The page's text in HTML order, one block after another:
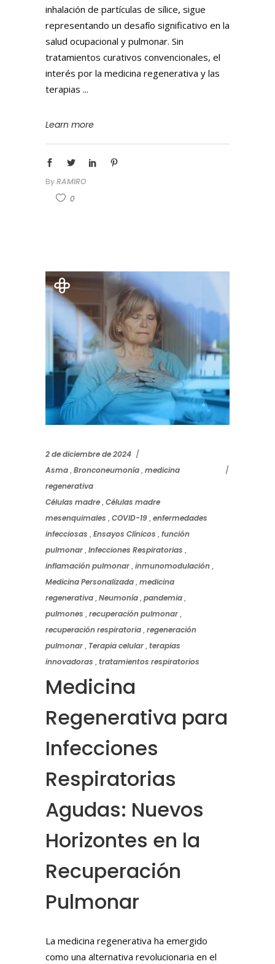
inhalación de partículas de sílice, sigue
representando un desafío significativo en la
salud ocupacional y pulmonar. Sin
tratamientos curativos convencionales, el
interés por la medicina regenerativa y las
terapias
Learn more
ByRAMIRO
0
2 de diciembre de 2024
Asma,Bronconeumonía,medicina
regenerativa
Células madre,Células madre
mesenquimales ,COVID-19,enfermedades
infecciosas ,Ensayos Clínicos ,función
pulmonar,Infecciones Respiratorias ,
inflamación pulmonar,inmunomodulación,
Medicina Personalizada,medicina
regenerativa,Neumonía,pandemia,
pulmones ,recuperación pulmonar,
recuperación respiratoria,regeneración
pulmonar, Terapia celular,terapias
innovadoras ,tratamientos respiratorios
Medicina
Regenerativa para
Infecciones
Respiratorias
Agudas: Nuevos
Horizontes en la
Recuperación
Pulmonar
La medicina regenerativa ha emergido
como una alternativa revolucionaria en el